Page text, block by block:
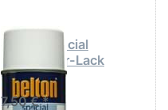
Belton special
Heizkörper-Lack
reinweiss
7,50 € *